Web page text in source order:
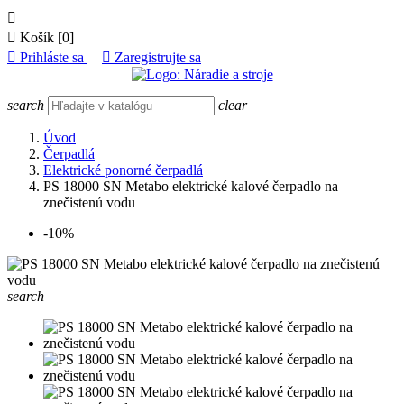

 Košík [0]
 Prihláste sa  Zaregistrujte sa
search clear
Úvod
Čerpadlá
Elektrické ponorné čerpadlá
PS 18000 SN Metabo elektrické kalové čerpadlo na
znečistenú vodu
-10%
search